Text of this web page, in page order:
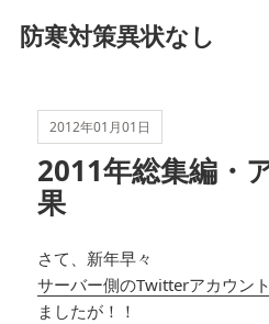
防寒対策異状なし
2012年01月01日
2011年総集編・
果
さて、新年早々
サーバー側のTwitterアカウン
ましたが！！